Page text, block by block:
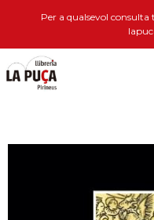
Per a qualsevol consulta